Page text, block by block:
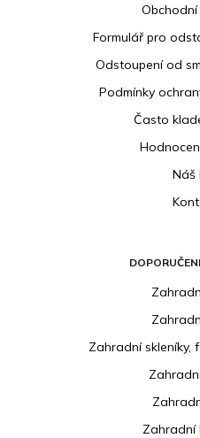
Formulář pro
Odstoupení od
Podmínky
Často
Náš
Zahradní skleníky,
Zahradní